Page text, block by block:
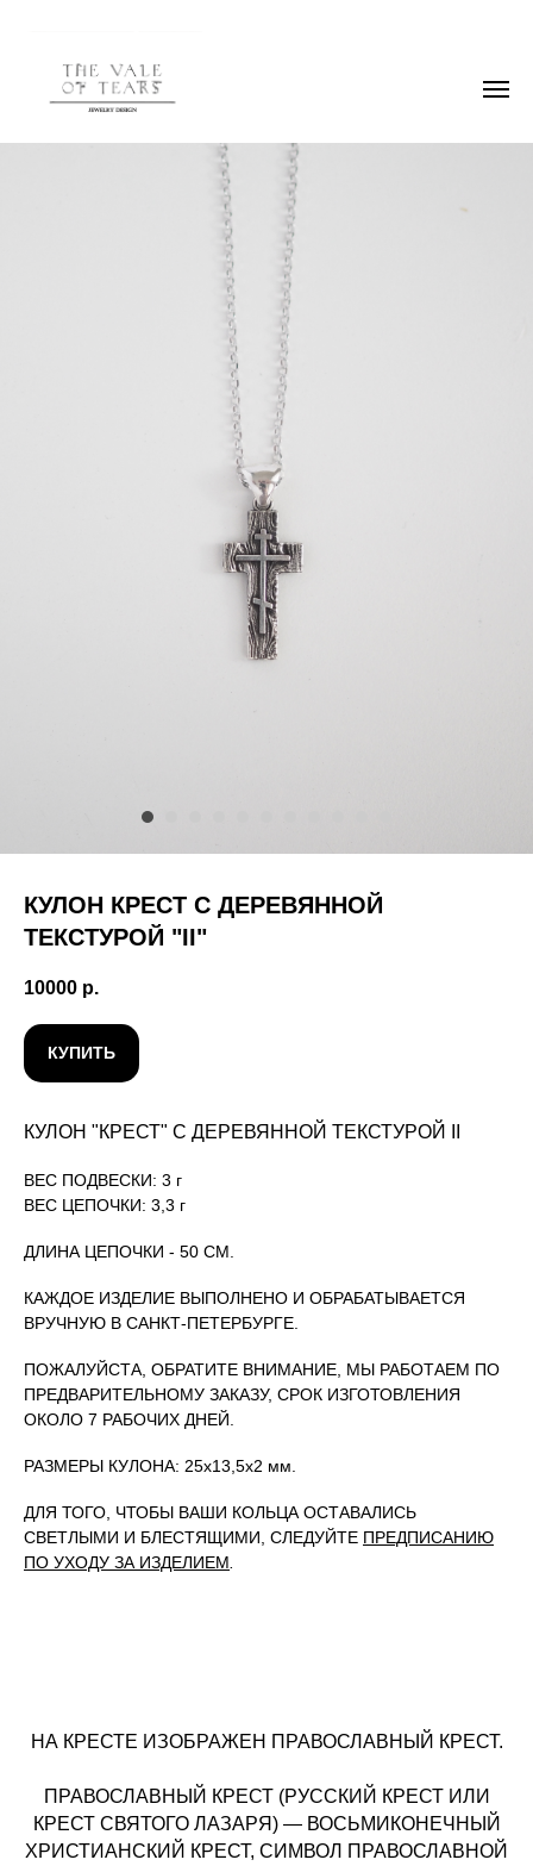
КУЛОН КРЕСТ С ДЕРЕВЯННОЙ
ТЕКСТУРОЙ "II"
10000 р.
КУПИТЬ
КУЛОН "КРЕСТ" С ДЕРЕВЯННОЙ ТЕКСТУРОЙ II
ВЕС ПОДВЕСКИ: 3 г
ВЕС ЦЕПОЧКИ: 3,3 г
ДЛИНА ЦЕПОЧКИ - 50 СМ.
КАЖДОЕ ИЗДЕЛИЕ ВЫПОЛНЕНО И ОБРАБАТЫВАЕТСЯ
ВРУЧНУЮ В САНКТ-ПЕТЕРБУРГЕ.
ПОЖАЛУЙСТА, ОБРАТИТЕ ВНИМАНИЕ, МЫ РАБОТАЕМ ПО
ПРЕДВАРИТЕЛЬНОМУ ЗАКАЗУ, СРОК ИЗГОТОВЛЕНИЯ
ОКОЛО 7 РАБОЧИХ ДНЕЙ.
РАЗМЕРЫ КУЛОНА: 25х13,5х2 мм.
ДЛЯ ТОГО, ЧТОБЫ ВАШИ КОЛЬЦА ОСТАВАЛИСЬ
СВЕТЛЫМИ И БЛЕСТЯЩИМИ, СЛЕДУЙТЕ ПРЕДПИСАНИЮ
ПО УХОДУ ЗА ИЗДЕЛИЕМ.
НА КРЕСТЕ ИЗОБРАЖЕН ПРАВОСЛАВНЫЙ КРЕСТ.
ПРАВОСЛАВНЫЙ КРЕСТ (РУССКИЙ КРЕСТ ИЛИ
КРЕСТ СВЯТОГО ЛАЗАРЯ) — ВОСЬМИКОНЕЧНЫЙ
ХРИСТИАНСКИЙ КРЕСТ, СИМВОЛ ПРАВОСЛАВНОЙ